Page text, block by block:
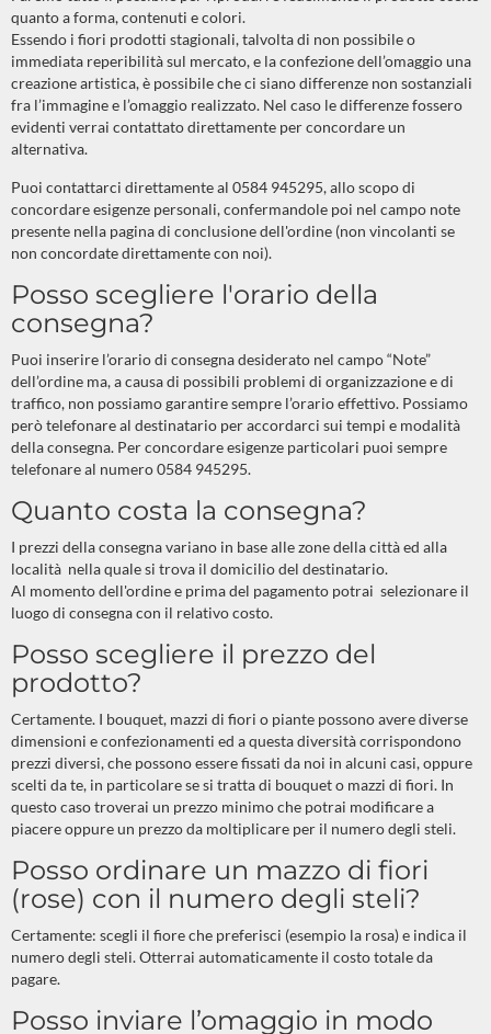
quanto a forma, contenuti e colori.
Essendo i fiori prodotti stagionali, talvolta di non possibile o
immediata reperibilità sul mercato, e la confezione dell’omaggio una
creazione artistica, è possibile che ci siano differenze non sostanziali
fra l’immagine e l’omaggio realizzato. Nel caso le differenze fossero
evidenti verrai contattato direttamente per concordare un
alternativa.
Puoi contattarci direttamente al 0584 945295, allo scopo di
concordare esigenze personali, confermandole poi nel campo note
presente nella pagina di conclusione dell'ordine (non vincolanti se
non concordate direttamente con noi).
Posso scegliere l'orario della
consegna?
Puoi inserire l’orario di consegna desiderato nel campo “Note”
dell’ordine ma, a causa di possibili problemi di organizzazione e di
traffico, non possiamo garantire sempre l’orario effettivo. Possiamo
però telefonare al destinatario per accordarci sui tempi e modalità
della consegna. Per concordare esigenze particolari puoi sempre
telefonare al numero 0584 945295.
Quanto costa la consegna?
I prezzi della consegna variano in base alle zone della città ed alla
località nella quale si trova il domicilio del destinatario.
Al momento dell'ordine e prima del pagamento potrai selezionare il
luogo di consegna con il relativo costo.
Posso scegliere il prezzo del
prodotto?
Certamente. I bouquet, mazzi di fiori o piante possono avere diverse
dimensioni e confezionamenti ed a questa diversità corrispondono
prezzi diversi, che possono essere fissati da noi in alcuni casi, oppure
scelti da te, in particolare se si tratta di bouquet o mazzi di fiori. In
questo caso troverai un prezzo minimo che potrai modificare a
piacere oppure un prezzo da moltiplicare per il numero degli steli.
Posso ordinare un mazzo di fiori
(rose) con il numero degli steli?
Certamente: scegli il fiore che preferisci (esempio la rosa) e indica il
numero degli steli. Otterrai automaticamente il costo totale da
pagare.
Posso inviare l’omaggio in modo